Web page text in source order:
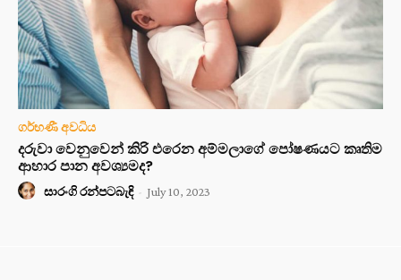
ගර්භණී අවධිය
දරුවා වෙනුවෙන් කිරි එරෙන අම්මලාගේ පෝෂණයට කෘතිම
ආහාර පාන අවශ්‍යමද?
සාරංගි රන්පටබැඳි - July 10, 2023